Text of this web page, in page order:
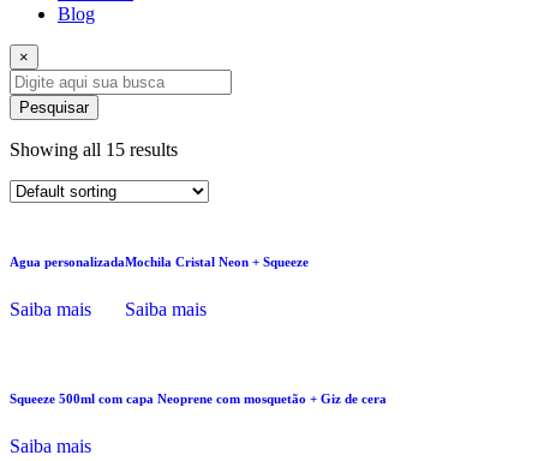
Blog
×
Pesquisar
Showing all 15 results
Agua personalizada
Saiba mais
Mochila Cristal Neon + Squeeze
Saiba mais
Squeeze 500ml com capa Neoprene com mosquetão + Giz de cera
Saiba mais